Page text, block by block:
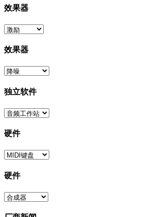
效果器
效果器
独立软件
硬件
硬件